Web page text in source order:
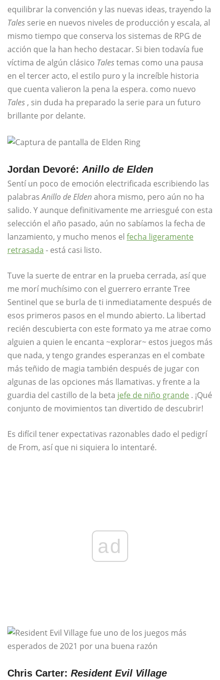
equilibrar la convención y las nuevas ideas, trayendo la
Tales serie en nuevos niveles de producción y escala, al
mismo tiempo que conserva los sistemas de RPG de
acción que la han hecho destacar. Si bien todavía fue
víctima de algún clásico Talestemas como una pausa
en el tercer acto, el estilo puro y la increíble historia
que cuenta valieron la pena la espera. como nuevo
Tales , sin duda ha preparado la serie para un futuro
brillante por delante.
Jordan Devoré: Anillo de Elden
Sentí un poco de emoción electrificada escribiendo las
palabrasAnillo de Eldenahora mismo, pero aún no ha
salido. Y aunque definitivamente me arriesgué con esta
selección el año pasado, aún no sabíamos la fecha de
lanzamiento, y mucho menos el fecha ligeramente
retrasada - está casi listo.
Tuve la suerte de entrar en la prueba cerrada, así que
me morí muchísimo con el guerrero errante Tree
Sentinel que se burla de ti inmediatamente después de
esos primeros pasos en el mundo abierto. La libertad
recién descubierta con este formato ya me atrae como
alguien a quien le encanta ~explorar~ estos juegos más
que nada, y tengo grandes esperanzas en el combate
más teñido de magia también después de jugar con
algunas de las opciones más llamativas. y frente a la
guardia del castillo de la beta jefe de niño grande . ¡Qué
conjunto de movimientos tan divertido de descubrir!
Es difícil tener expectativas razonables dado el pedigrí
de From, así que ni siquiera lo intentaré.
ad
Chris Carter: Resident Evil Village